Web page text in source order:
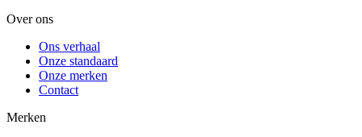
Over ons
Ons verhaal
Onze standaard
Onze merken
Contact
Merken